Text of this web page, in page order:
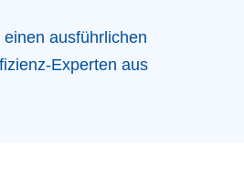
ausführlichen
Experten aus